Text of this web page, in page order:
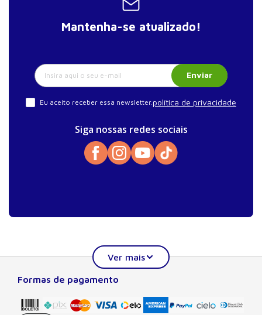
Mantenha-se atualizado!
Enviar
Eu aceito receber essa newsletter. política de privacidade
Siga nossas redes sociais
A Editora Manole é líder em prover conteúdo essencial à
Formas de pagamento